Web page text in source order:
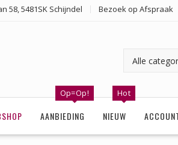
58, 5481SK Schijndel Bezoek op Afspraak
AANBIEDING
Op=Op!
NIEUW
Hot